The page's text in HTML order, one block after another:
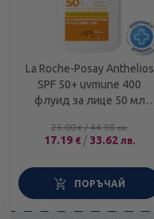
La Roche-Posay Anthelios
SPF 50+ uvmune 400
флуид за лице 50 мл
23.00€ / 44.98лв.
17.19 € / 33.62 лв.
ПОРЪЧАЙ